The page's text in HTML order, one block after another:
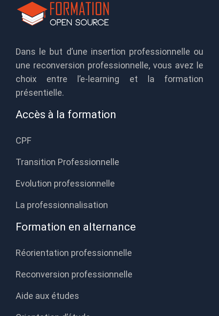
Dans le but d’une insertion professionnelle ou
une reconversion professionnelle, vous avez le
choix entre l’e-learning et la formation
présentielle.
Accès à la formation
CPF
Transition Professionnelle
Evolution professionnelle
La professionnalisation
Formation en alternance
Réorientation professionnelle
Reconversion professionnelle
Aide aux études